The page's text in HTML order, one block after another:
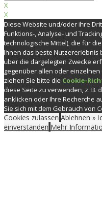
X
X
Diese Website und/oder ihre
Funktions-, Analyse- und
technologische Mittel), die für
Ihnen das beste Nutzererlebnis
über die dargelegten Zwecke
gegenüber allen oder
ziehen Sie bitte die Cookie-
diese Seite zu verwenden, z. B.
anklicken oder Ihre Recherche
Sie sich mit dem Gebrauch von
Cookies zulassen Ablehnen »
einverstanden Mehr